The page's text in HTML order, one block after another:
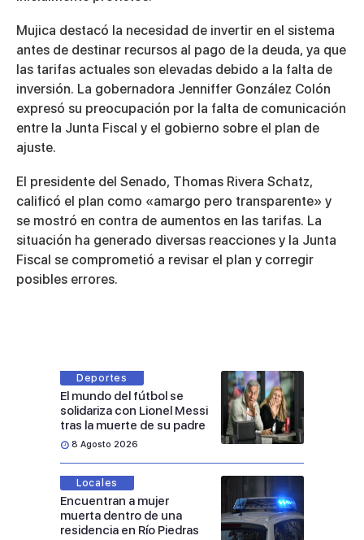
Mujica destacó la necesidad de invertir en el sistema
antes de destinar recursos al pago de la deuda, ya que
las tarifas actuales son elevadas debido a la falta de
inversión. La gobernadora Jenniffer González Colón
expresó su preocupación por la falta de comunicación
entre la Junta Fiscal y el gobierno sobre el plan de
ajuste.
El presidente del Senado, Thomas Rivera Schatz,
calificó el plan como «amargo pero transparente» y
se mostró en contra de aumentos en las tarifas. La
situación ha generado diversas reacciones y la Junta
Fiscal se comprometió a revisar el plan y corregir
posibles errores.
Deportes
El mundo del fútbol se
solidariza con Lionel Messi
tras la muerte de su padre
8 Agosto 2026
Locales
Encuentran a mujer
muerta dentro de una
residencia en Río Piedras